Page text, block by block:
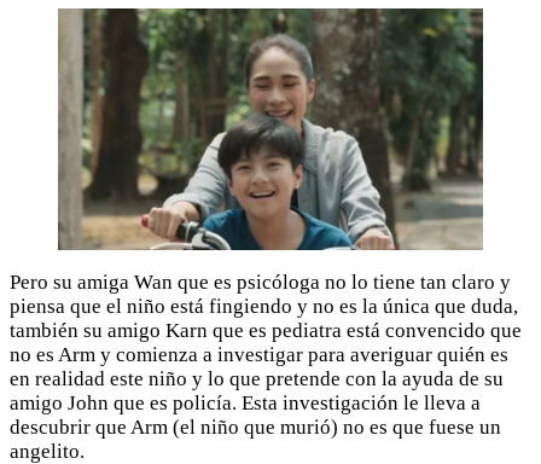
Pero su amiga Wan que es psicóloga no lo tiene tan claro y
piensa que el niño está fingiendo y no es la única que duda,
también su amigo Karn que es pediatra está convencido que
no es Arm y comienza a investigar para averiguar quién es
en realidad este niño y lo que pretende con la ayuda de su
amigo John que es policía. Esta investigación le lleva a
descubrir que Arm (el niño que murió) no es que fuese un
angelito.